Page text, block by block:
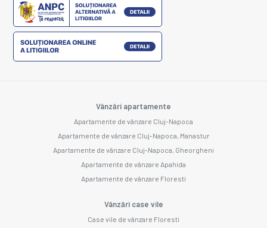
Vânzări apartamente
Apartamente de vânzare Cluj-Napoca
Apartamente de vânzare Cluj-Napoca, Manastur
Apartamente de vânzare Cluj-Napoca, Gheorgheni
Apartamente de vânzare Apahida
Apartamente de vânzare Floresti
Vânzări case vile
Case vile de vânzare Floresti